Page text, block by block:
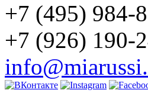
+7 (495) 984-
+7 (926) 190-